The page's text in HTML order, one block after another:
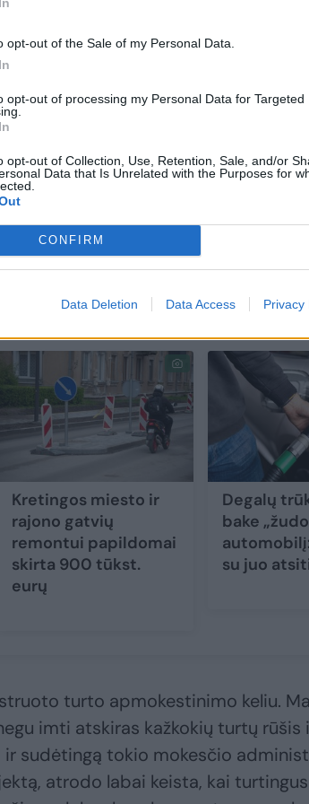
opt-out of the Sale of my Personal Data.
opt-out of processing my Personal Data for Targeted
opt-out of Collection, Use, Retention, Sale, and/or
Data that Is Unrelated with the Purposes for
CONFIRM
Data Deletion Data Access Privacy
automobilius gal ir gera, tačiau
Dar čia ir šeimas įpainioja. Jeigu
skirtumas, ar vienas, ar du
žmonės jau turi lėktuvus, labai
Kretingos miesto ir
rajono gatvių
remontui papildomai
skirta 900 tūkst.
eurų
Degalų
bake
su juo
turto apmokestinimo keliu.
imti atskiras kažkokių turtų rūšis
sudėtingą tokio mokesčio
atrodo labai keista, kai